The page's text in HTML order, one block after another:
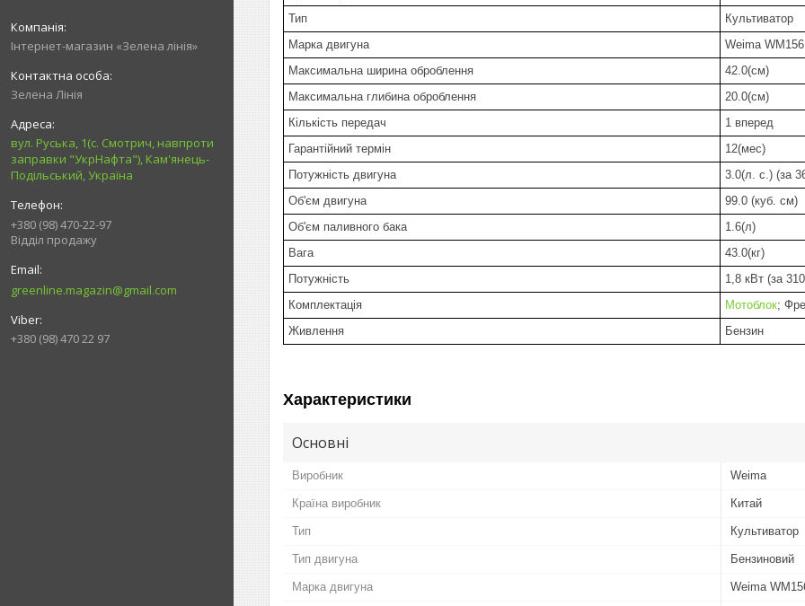
Інтернет-магазин «Зелена лінія»
Зелена Лінія
вул. Руська, 1(с. Смотрич, навпроти
заправки "УкрНафта"), Кам'янець-
Подільський, Україна
+380 (98) 470-22-97
Відділ продажу
greenline.magazin@gmail.com
+380 (98) 470 22 97
Тип
Культиватор
Марка двигуна
Weima
Максимальна ширина оброблення
42.0(см)
Максимальна глибина оброблення
20.0(см)
Кількість передач
1 вперед
Гарантійний термін
12(мес)
Потужність двигуна
3.0(л. с.) (за
Об'єм двигуна
99.0 (куб. см)
Об'єм паливного бака
1.6(л)
Вага
43.0(кг)
Потужність
1,8 кВт (за
Комплектація
Мотоблок;
Живлення
Бензин
Характеристики
Основні
Виробник Weima
Країна виробник Китай
Тип Культиватор
Тип двигуна Бензиновий
Марка двигуна Weima